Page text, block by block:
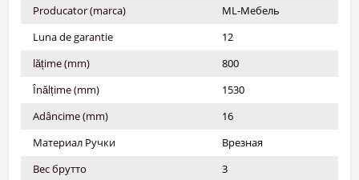
Producator (marca)
ML-Мебель
Luna de garantie
12
lățime (mm)
800
Înălțime (mm)
1530
Adâncime (mm)
16
Материал Ручки
Врезная
Вес брутто
3